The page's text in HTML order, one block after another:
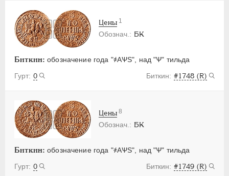
БК
Биткин: обозначение года "҂АѰS", над "Ѱ" тильда
0
#1748 (R)
Цены 1
БК
Биткин: обозначение года "҂АѰS", над "Ѱ" тильда
0
#1749 (R)
Цены 8